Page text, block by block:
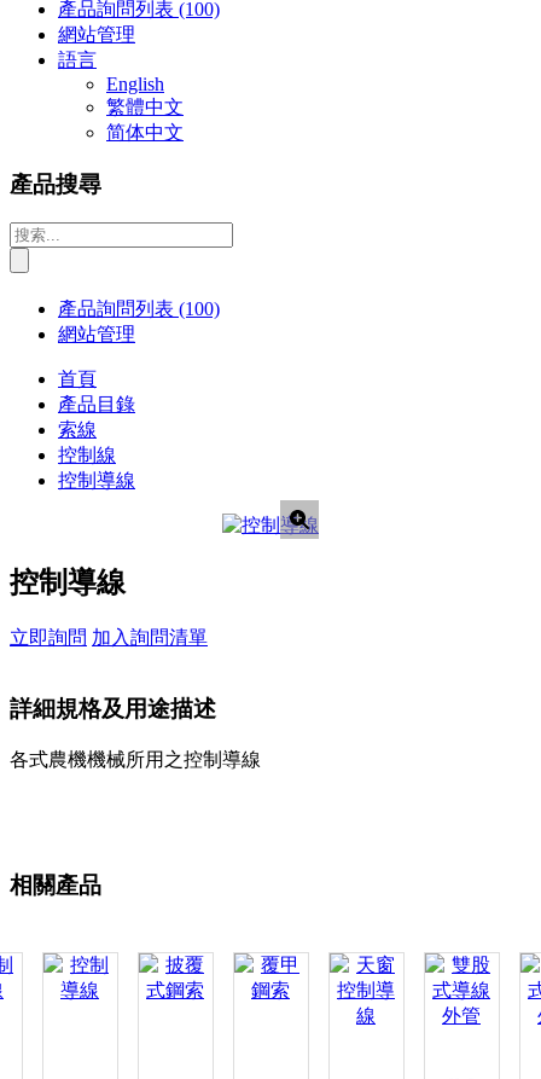
產品詢問列表 (100)
網站管理
語言
English
繁體中文
简体中文
產品搜尋
產品詢問列表 (100)
網站管理
首頁
產品目錄
索線
控制線
控制導線
控制導線
立即詢問 加入詢問清單
詳細規格及用途描述
各式農機機械所用之控制導線
相關產品